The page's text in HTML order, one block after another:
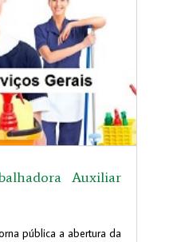
Auxiliar
pública a abertura da